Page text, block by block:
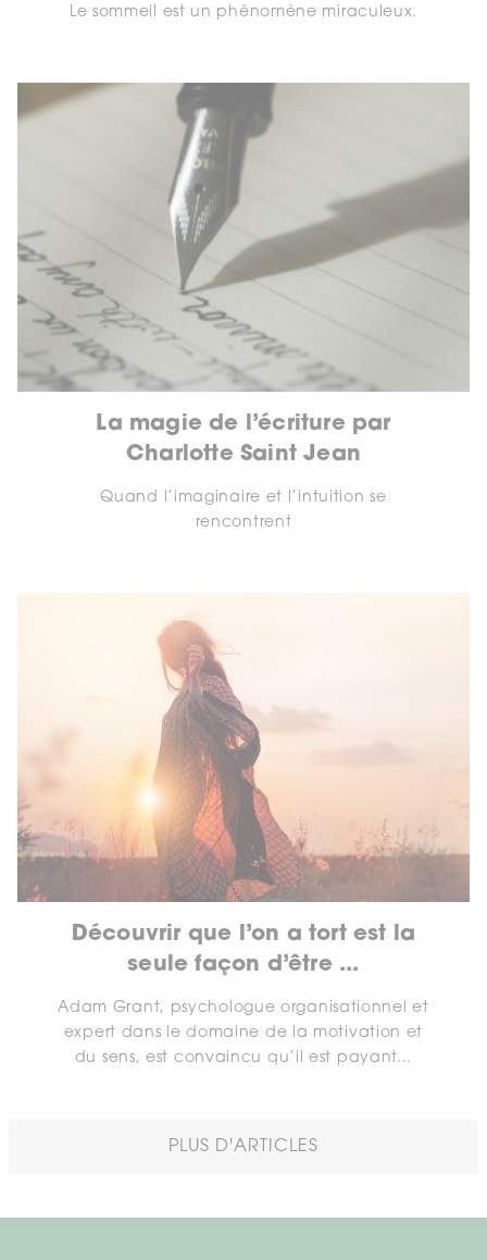
Le sommeil est un phénomène miraculeux.
La magie de l’écriture par
Charlotte Saint Jean
Quand l’imaginaire et l’intuition se
rencontrent
Découvrir que l’on a tort est la
seule façon d’être ...
Adam Grant, psychologue organisationnel et
expert dans le domaine de la motivation et
du sens, est convaincu qu’il est payant...
PLUS D'ARTICLES